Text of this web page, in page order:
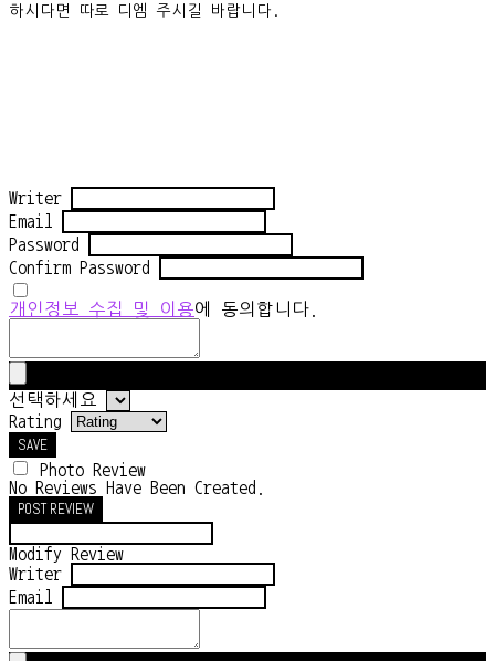
하시다면 따로 디엠 주시길 바랍니다.
Writer
Email
Password
Confirm Password
개인정보 수집 및 이용에 동의합니다.
선택하세요
Rating
SAVE
Photo Review
No Reviews Have Been Created.
POST REVIEW
Modify Review
Writer
Email